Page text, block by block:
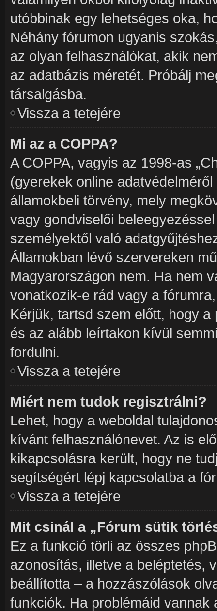
utóbbinak egy lehetséges oka,
Néhány fórumon ugyanis
az olyan felhasználókat, akik
az adatbázis méretét. Próbálj
társalgásba.
Vissza a tetejére
Mi az a COPPA?
A COPPA, vagyis az 1998-as
(gyerekek online
államokbeli törvény, mely
vagy gondviselői
személyektől való
Államokban lévő szervereken
Magyarországon nem. Ha nem
vonatkozik-e rád vagy a
Kérjük, tartsd szem előtt, hogy
és az alább leírtakon kívül
fordulni.
Vissza a tetejére
Miért nem tudok regisztrálni?
Lehet, hogy a weboldal
kívánt felhasználónevet. Az is
kikapcsolásra került, hogy ne
segítségért lépj kapcsolatba a
Vissza a tetejére
Mit csinál a „Fórum sütik
Ez a funkció törli az összes
azonosítás, illetve a beléptetés,
beállította – a hozzászólások
funkciók. Ha problémáid